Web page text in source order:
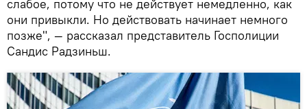
слабое, потому что не действует немедленно, как
они привыкли. Но действовать начинает немного
позже", — рассказал представитель Госполиции
Сандис Радзиньш.